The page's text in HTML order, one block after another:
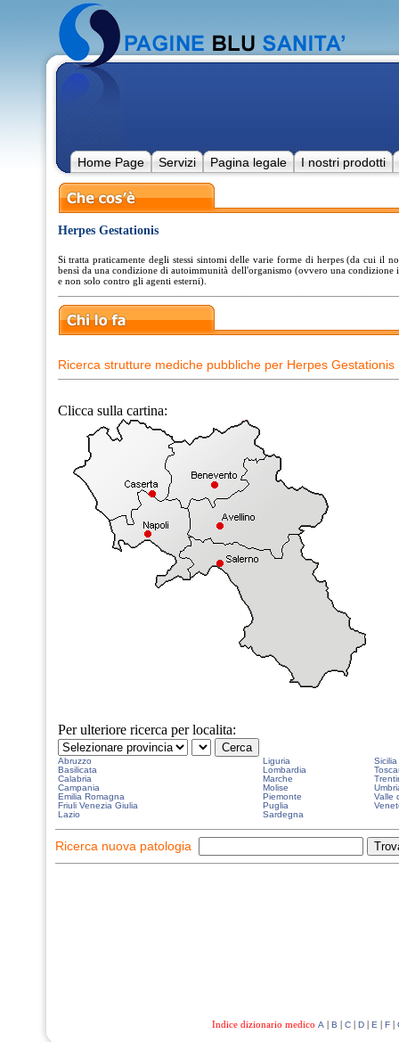
Home Page Servizi Pagina legale I nostri prodotti
Herpes Gestationis
Si tratta praticamente degli stessi sintomi delle varie forme di herpes (da cui il
bensì da una condizione di autoimmunità dell'organismo (ovvero una condizione
e non solo contro gli agenti esterni).
Ricerca strutture mediche pubbliche per Herpes Gestationis
Clicca sulla cartina:
Per ulteriore ricerca per localita:
Abruzzo Liguria
Sicilia
Basilicata
Lombardia
Calabria
Marche
Campania
Molise
Emilia Romagna
Piemonte
Valle
Friuli Venezia Giulia
Puglia
Lazio
Sardegna
Ricerca nuova patologia
Indice dizionario medico A | B | C | D | E | F |